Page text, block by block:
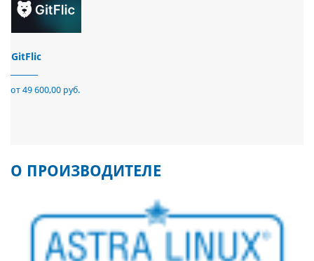
GitFlic
от 49 600,00 руб.
О ПРОИЗВОДИТЕЛЕ